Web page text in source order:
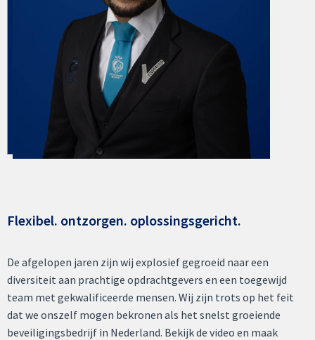
Flexibel. ontzorgen. oplossingsgericht.
De afgelopen jaren zijn wij explosief gegroeid naar een
diversiteit aan prachtige opdrachtgevers en een toegewijd
team met gekwalificeerde mensen. Wij zijn trots op het feit
dat we onszelf mogen bekronen als het snelst groeiende
beveiligingsbedrijf in Nederland. Bekijk de video en maak